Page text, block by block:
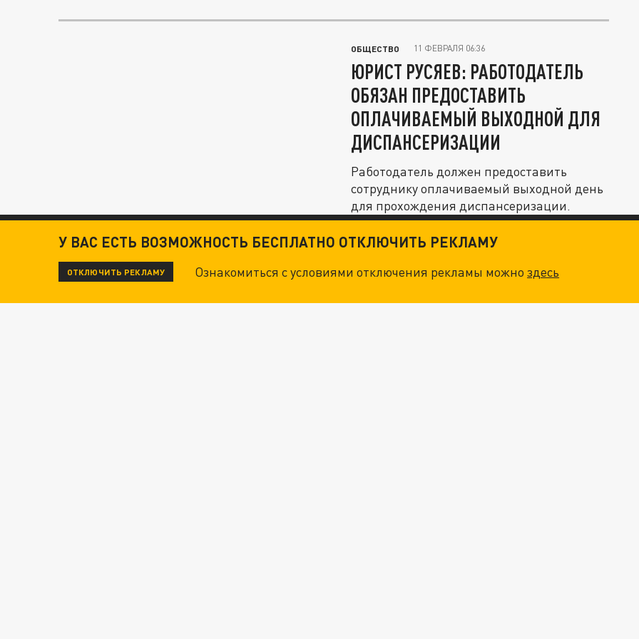
ОБЩЕСТВО 11 ФЕВРАЛЯ 06:36
ЮРИСТ РУСЯЕВ: РАБОТОДАТЕЛЬ
ОБЯЗАН ПРЕДОСТАВИТЬ
ОПЛАЧИВАЕМЫЙ ВЫХОДНОЙ ДЛЯ
ДИСПАНСЕРИЗАЦИИ
Работодатель должен предоставить
сотруднику оплачиваемый выходной день
для прохождения диспансеризации.
У ВАС ЕСТЬ ВОЗМОЖНОСТЬ БЕСПЛАТНО ОТКЛЮЧИТЬ РЕКЛАМУ
ОТКЛЮЧИТЬ РЕКЛАМУ Ознакомиться с условиями отключения рекламы можноздесь